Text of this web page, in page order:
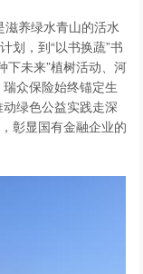
养绿水青山的活水
划，到“以书换蔬”书
下未来”植树活动、河
瑞众保险始终锚定生
绿色公益实践走深
彰显国有金融企业的